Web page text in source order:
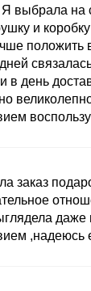
выбрала на
и
положить
в день
заказ